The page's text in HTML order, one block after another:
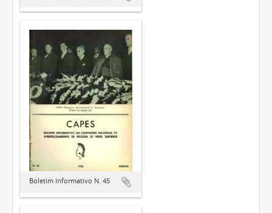
Boletim Informativo N. 45